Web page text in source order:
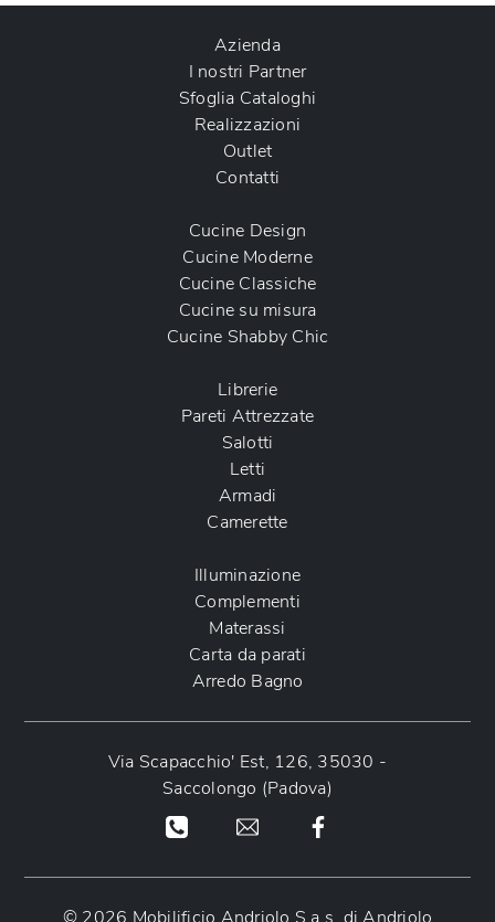
Azienda
I nostri Partner
Sfoglia Cataloghi
Realizzazioni
Outlet
Contatti
Cucine Design
Cucine Moderne
Cucine Classiche
Cucine su misura
Cucine Shabby Chic
Librerie
Pareti Attrezzate
Salotti
Letti
Armadi
Camerette
Illuminazione
Complementi
Materassi
Carta da parati
Arredo Bagno
Via Scapacchio' Est, 126, 35030 -
Saccolongo (Padova)